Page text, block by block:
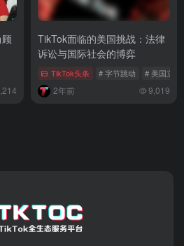
TikTok面临的美国挑战：法律
诉讼与国际社会的博弈
TikTok头条 # 字节跳动 # 美国立法
2年前 9,019